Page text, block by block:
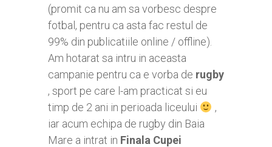
(promit ca nu am sa vorbesc despre
fotbal, pentru ca asta fac restul de
99% din publicatiile online / offline).
Am hotarat sa intru in aceasta
campanie pentru ca e vorba de rugby
, sport pe care l-am practicat si eu
timp de 2 ani in perioada liceului
,
iar acum echipa de rugby din Baia
Mare a intrat in Finala Cupei